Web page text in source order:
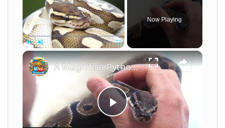
Play Unmute
Now Playing
×
P
A Magnífica Python Ball: Descubra Tudo Sobre Essa Serpente Fascinante!